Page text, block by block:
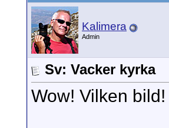
Kalimera
Admin
Sv: Vacker kyrka
Wow! Vilken bild!